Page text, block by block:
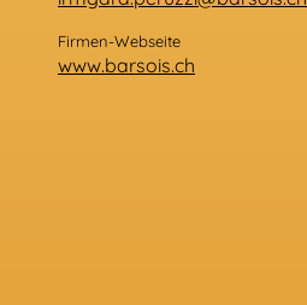
Firmen-Webseite
www.barsois.ch